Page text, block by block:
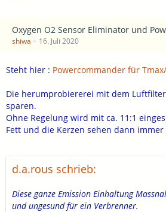
Oxygen O2 Sensor Eliminator und
shiwa 16. Juli 2020
Steht hier : Powercommander für
Die herumprobiererei mit dem
sparen.
Ohne Regelung wird mit ca. 11:1
Fett und die Kerzen sehen dann immer
d.a.rous schrieb:
Diese ganze Emission Einhaltung
und ungesund für ein Verbrenner.